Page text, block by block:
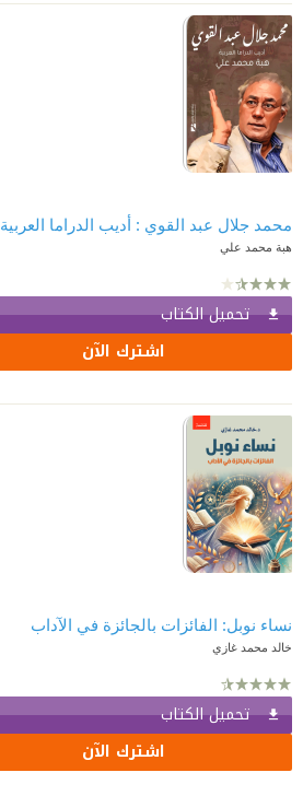
محمد جلال عبد القوي : أديب الدراما العربية
هبة محمد علي
تحميل الكتاب
اشترك الآن
نساء نوبل: الفائزات بالجائزة في الآداب
خالد محمد غازي
تحميل الكتاب
اشترك الآن